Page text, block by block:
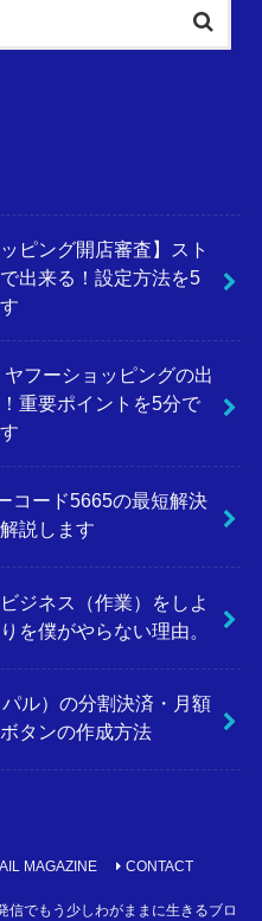
ピング開店審査】スト
出来る！設定方法を5
ヤフーショッピングの出
重要ポイントを5分で
コード5665の最短解決
説します
ジネス（作業）をしよ
を僕がやらない理由。
ル）の分割決済・月額
タンの作成方法
MAGAZINE CONTACT
信でもう少しわがままに生きるブロ